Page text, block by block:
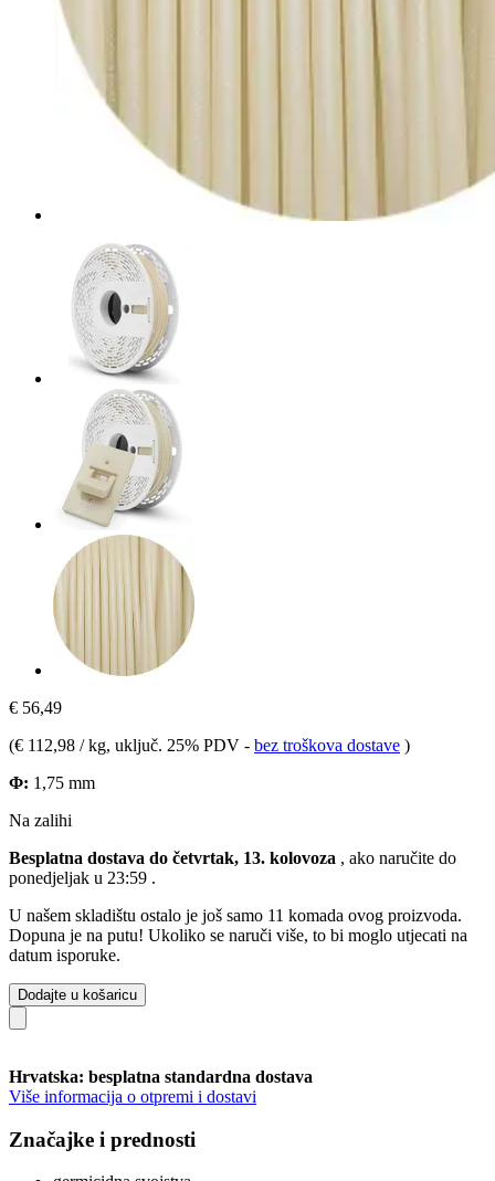
€ 56,49
(€ 112,98 / kg, uključ. 25% PDV - bez troškova dostave )
Φ: 1,75 mm
Na zalihi
Besplatna dostava do četvrtak, 13. kolovoza , ako naručite do
ponedjeljak u 23:59 .
U našem skladištu ostalo je još samo 11 komada ovog proizvoda.
Dopuna je na putu! Ukoliko se naruči više, to bi moglo utjecati na
datum isporuke.
Dodajte u košaricu
Hrvatska: besplatna standardna dostava
Više informacija o otpremi i dostavi
Značajke i prednosti